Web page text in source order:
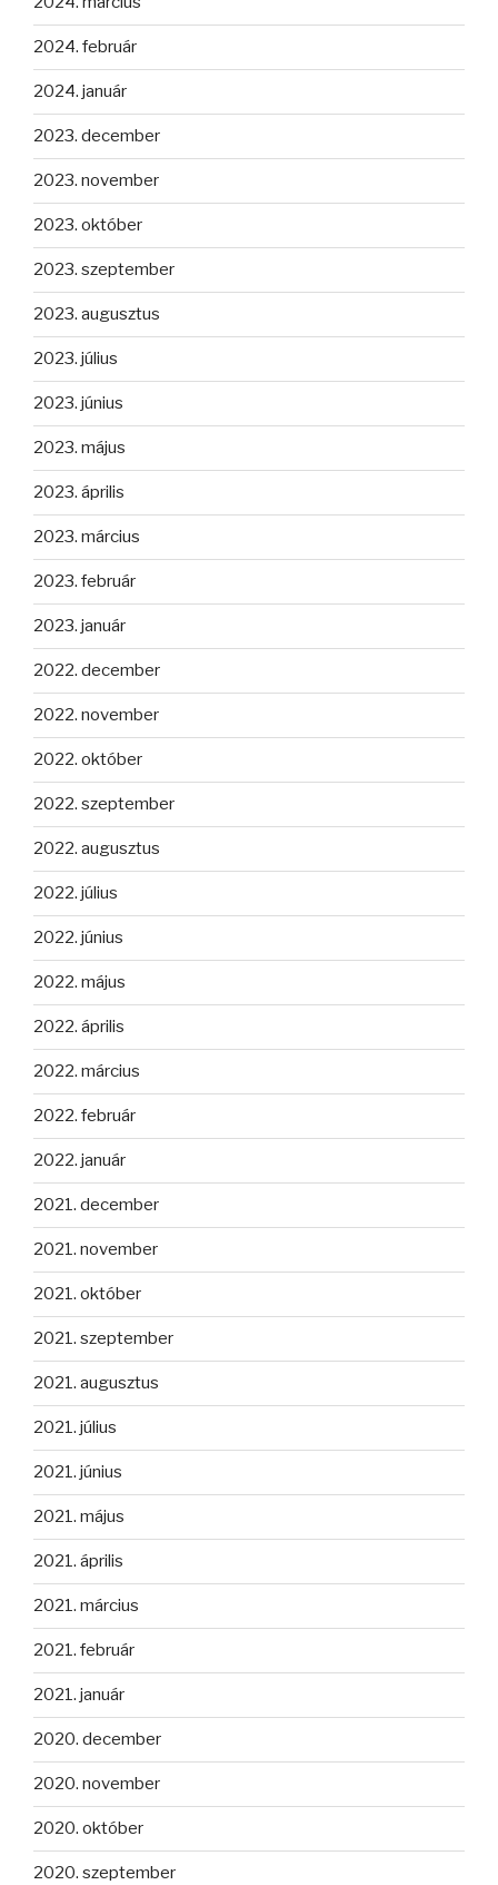
2024. február
2024. január
2023. december
2023. november
2023. október
2023. szeptember
2023. augusztus
2023. július
2023. június
2023. május
2023. április
2023. március
2023. február
2023. január
2022. december
2022. november
2022. október
2022. szeptember
2022. augusztus
2022. július
2022. június
2022. május
2022. április
2022. március
2022. február
2022. január
2021. december
2021. november
2021. október
2021. szeptember
2021. augusztus
2021. július
2021. június
2021. május
2021. április
2021. március
2021. február
2021. január
2020. december
2020. november
2020. október
2020. szeptember